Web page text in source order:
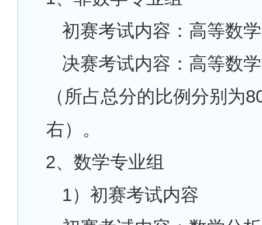
初赛考试内容：高等数学
决赛考试内容：高等数
（所占总分的比例分别为
右）。
2、数学专业组
1）初赛考试内容